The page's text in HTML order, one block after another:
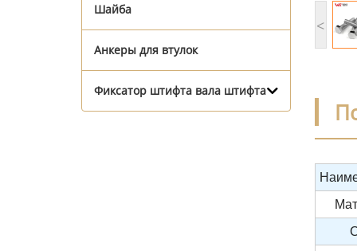
Шайба
Анкеры для втулок
Фиксатор штифта вала штифта
<